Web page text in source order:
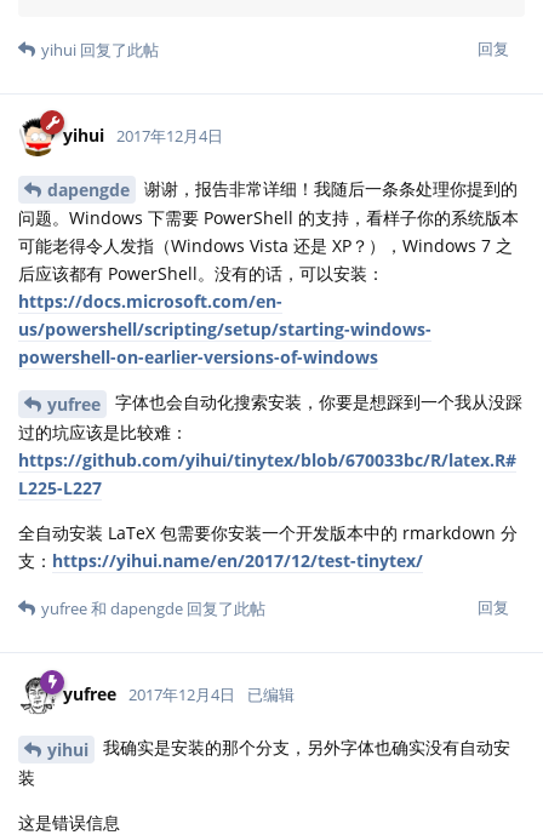
回复
yihui 回复了此帖
yihui 2017年12月4日
dapengde
谢谢，报告非常详细！我随后一条条处理你提到的
问题。Windows 下需要 PowerShell 的支持，看样子你的系统版本
可能老得令人发指（Windows Vista 还是 XP？），Windows 7 之
后应该都有 PowerShell。没有的话，可以安装：
https://docs.microsoft.com/en-
us/powershell/scripting/setup/starting-windows-
powershell-on-earlier-versions-of-windows
yufree
字体也会自动化搜索安装，你要是想踩到一个我从没踩
过的坑应该是比较难：
https://github.com/yihui/tinytex/blob/670033bc/R/latex.R#
L225-L227
全自动安装 LaTeX 包需要你安装一个开发版本中的 rmarkdown 分
支： https://yihui.name/en/2017/12/test-tinytex/
回复
yufree和 dapengde 回复了此帖
yufree 2017年12月4日 已编辑
yihui
我确实是安装的那个分支，另外字体也确实没有自动安
装
这是错误信息